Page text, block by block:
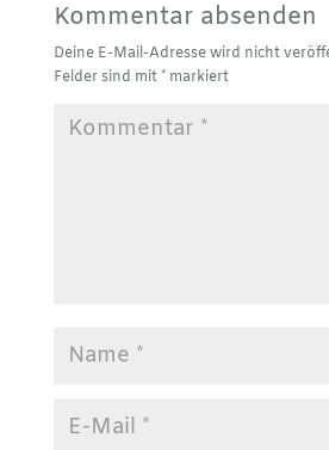
Kommentar absenden
Deine E-Mail-Adresse wird nicht
Felder sind mit*markiert